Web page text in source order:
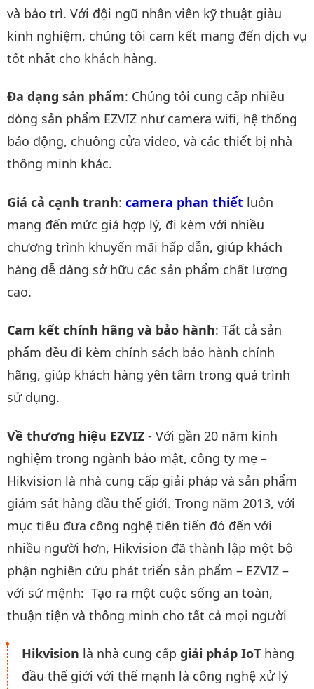
và bảo trì. Với đội ngũ nhân viên kỹ thuật giàu
kinh nghiệm, chúng tôi cam kết mang đến dịch vụ
tốt nhất cho khách hàng.
Đa dạng sản phẩm: Chúng tôi cung cấp nhiều
dòng sản phẩm EZVIZ như camera wifi, hệ thống
báo động, chuông cửa video, và các thiết bị nhà
thông minh khác.
Giá cả cạnh tranh: camera phan thiết luôn
mang đến mức giá hợp lý, đi kèm với nhiều
chương trình khuyến mãi hấp dẫn, giúp khách
hàng dễ dàng sở hữu các sản phẩm chất lượng
cao.
Cam kết chính hãng và bảo hành: Tất cả sản
phẩm đều đi kèm chính sách bảo hành chính
hãng, giúp khách hàng yên tâm trong quá trình
sử dụng.
Về thương hiệu EZVIZ - Với gần 20 năm kinh
nghiệm trong ngành bảo mật, công ty mẹ –
Hikvision là nhà cung cấp giải pháp và sản phẩm
giám sát hàng đầu thế giới. Trong năm 2013, với
mục tiêu đưa công nghệ tiên tiến đó đến với
nhiều người hơn, Hikvision đã thành lập một bộ
phận nghiên cứu phát triển sản phẩm – EZVIZ –
với sứ mệnh: Tạo ra một cuộc sống an toàn,
thuận tiện và thông minh cho tất cả mọi người
Hikvision là nhà cung cấp giải pháp IoT hàng
đầu thế giới với thế mạnh là công nghệ xử lý